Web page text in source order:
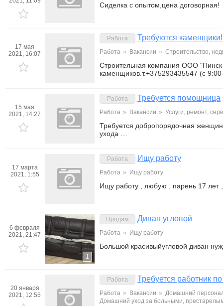
Сиделка с опытом,цена договорная!
17 мая
2021, 16:07
Работа Требуются каменщики!
Работа » Вакансии » Строительство,
Строительная компания ООО
каменщиков.т.+375293435547 (с
15 мая
2021, 14:27
Работа Требуется помощница
Работа » Вакансии » Услуги, ремонт,
Требуется добропорядочная
ухода …
17 марта
2021, 1:55
Работа Ищу работу
Работа » Ищу работу
Ищу работу , любую , парень 17 лет
6 февраля
2021, 21:47
1
Продам Диван угловой
Работа » Ищу работу
Большой красивыйугловой диван
20 января
2021, 12:55
Работа Требуется работник
Работа » Вакансии » Домашний
Домашний уход за больными,